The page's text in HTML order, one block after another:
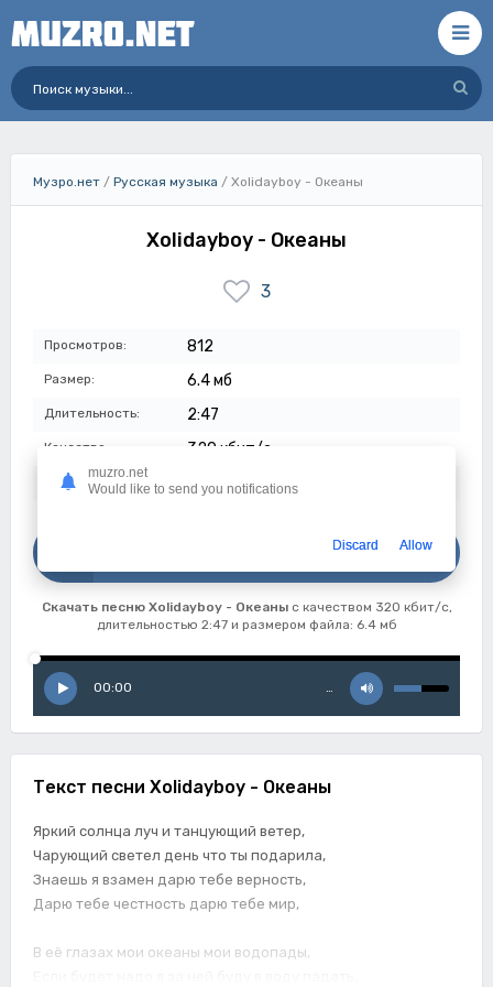
Музро.нет / Русская музыка / Xolidayboy - Океаны
Xolidayboy - Океаны
3
Просмотров: 812
Размер: 6.4 мб
Длительность: 2:47
Качество: 320 кбит/с
Дата: 28-07-2023
Скачать песню Xolidayboy - Океаныс качеством 320 кбит/с,
длительностью 2:47 и размером файла: 6.4 мб
00:00 …
Текст песни Xolidayboy - Океаны
Яркий солнца луч и танцующий ветер,
Чарующий светел день что ты подарила,
Знаешь я взамен дарю тебе верность,
Дарю тебе честность дарю тебе мир,
В её глазах мои океаны мои водопады,
muzro.net
Would like to send you notifications
Discard Allow